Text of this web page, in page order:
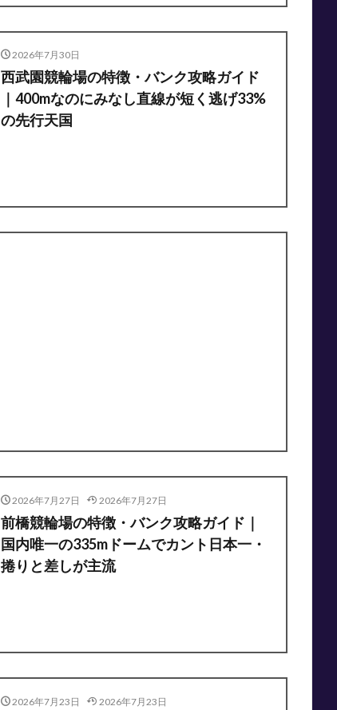
2026年7月30日
西武園競輪場の特徴・バンク攻略ガイド
｜400mなのにみなし直線が短く逃げ33%
の先行天国
2026年7月27日 2026年7月27日
前橋競輪場の特徴・バンク攻略ガイド｜
国内唯一の335mドームでカント日本一・
捲りと差しが主流
2026年7月23日 2026年7月23日